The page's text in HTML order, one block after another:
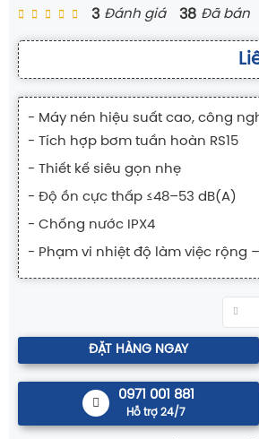
3 Đánh giá 38 Đã bán
- Máy nén hiệu suất cao, công
- Tích hợp bơm tuần hoàn RS15
- Thiết kế siêu gọn nhẹ
- Độ ồn cực thấp ≤48–53 dB(A)
- Chống nước IPX4
- Phạm vi nhiệt độ làm việc rộng
ĐẶT HÀNG NGAY
0971 001 881
Hỗ trợ 24/7